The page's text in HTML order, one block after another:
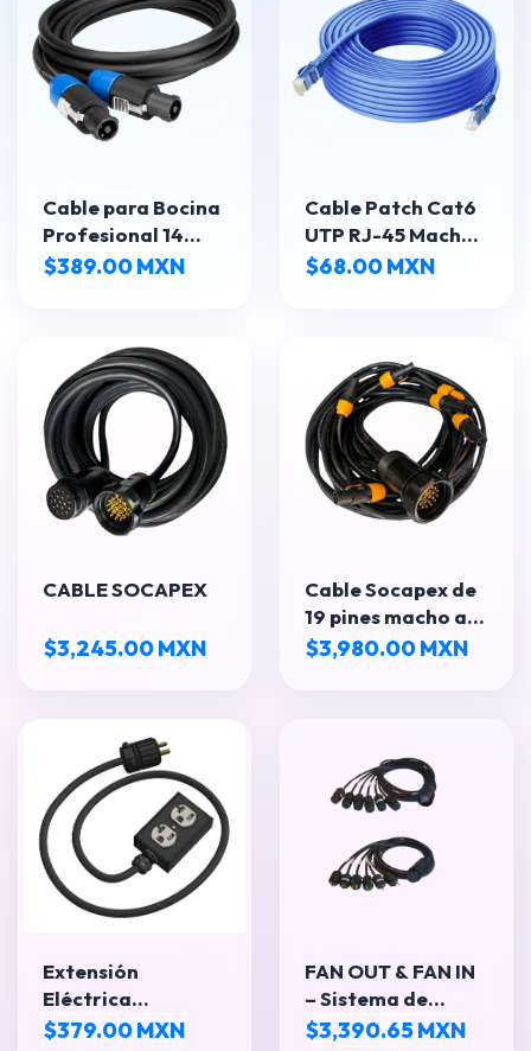
Cable para Bocina
Profesional 14
AWG OFC con
$389.00 MXN
Cable Patch Cat6
UTP RJ-45 Macho -
RJ-45 Macho, 1m,
$68.00 MXN
CABLE SOCAPEX
$3,245.00 MXN
Cable Socapex de
19 pines macho a
cable de
$3,980.00 MXN
Extensión
Eléctrica
Profesional
$379.00 MXN
FAN OUT & FAN IN
– Sistema de
Distribución
$3,390.65 MXN